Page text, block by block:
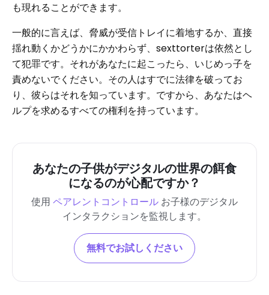
も現れることができます。
一般的に言えば、脅威が受信トレイに着地するか、直接
揺れ動くかどうかにかかわらず、sexttorterは依然とし
て犯罪です。それがあなたに起こったら、いじめっ子を
責めないでください。その人はすでに法律を破ってお
り、彼らはそれを知っています。ですから、あなたはヘ
ルプを求めるすべての権利を持っています。
あなたの子供がデジタルの世界の餌食
になるのが心配ですか？
使用 ペアレントコントロール お子様のデジタル
インタラクションを監視します。
無料でお試しください